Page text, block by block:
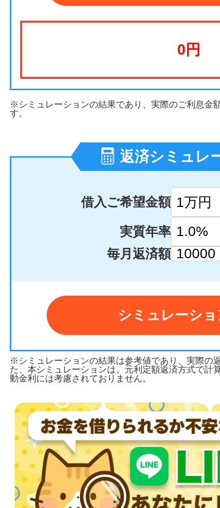
0 円
※シミュレーションの結果であり、実際のご利息金
す。
返済シミュレ
借入ご希望金額
実質年率
毎月返済額
シミュレーシ
※シミュレーションの結果は参考値であり、実際の
た、本シミュレーションは、元利定額返済方式で計
動金利には考慮されておりません。